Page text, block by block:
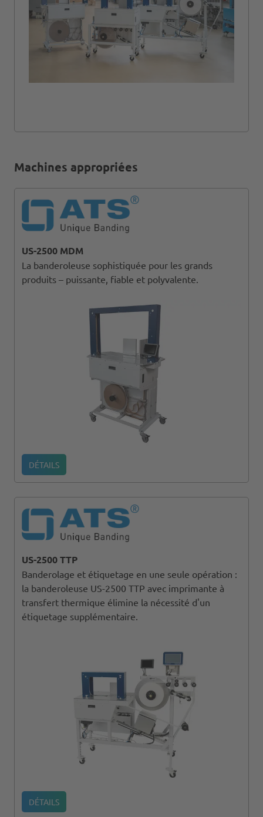
Machines appropriées
US-2500 MDM
La banderoleuse sophistiquée pour les grands
produits – puissante, fiable et polyvalente.
DÉTAILS
US-2500 TTP
Banderolage et étiquetage en une seule opération :
la banderoleuse US-2500 TTP avec imprimante à
transfert thermique élimine la nécessité d'un
étiquetage supplémentaire.
DÉTAILS